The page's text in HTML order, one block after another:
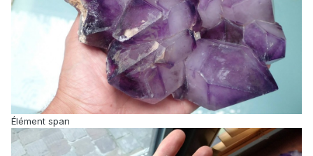
Élément span